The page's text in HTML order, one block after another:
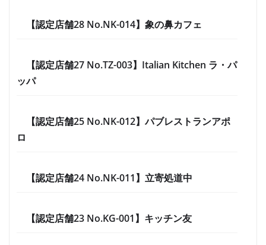
【認定店舗28 No.NK-014】象の鼻カフェ
【認定店舗27 No.TZ-003】Italian Kitchen ラ・パ
ッパ
【認定店舗25 No.NK-012】パブレストランアポ
ロ
【認定店舗24 No.NK-011】立寄処道中
【認定店舗23 No.KG-001】キッチン友